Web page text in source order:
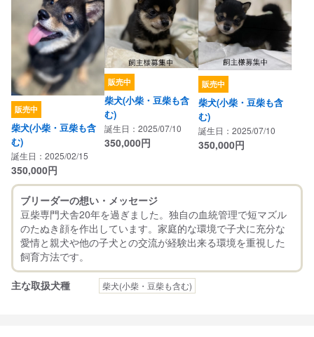
販売中
柴犬(小柴・豆柴も含
む)
誕生日：2025/02/15
350,000円
販売中
柴犬(小柴・豆柴も含
む)
誕生日：2025/07/10
350,000円
販売中
柴犬(小柴・豆柴も含
む)
誕生日：2025/07/10
350,000円
ブリーダーの想い・メッセージ
豆柴専門犬舎20年を過ぎました。独自の血統管理で短マズル
のたぬき顔を作出しています。家庭的な環境で子犬に充分な
愛情と親犬や他の子犬との交流が経験出来る環境を重視した
主な取扱犬種 柴犬(小柴・豆柴も含む)